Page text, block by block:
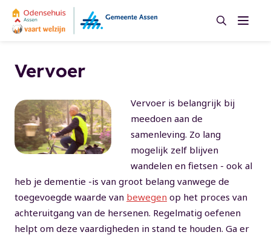
Menu
Zoeken
Vervoer
Vervoer is belangrijk bij
meedoen aan de
samenleving. Zo lang
mogelijk zelf blijven
wandelen en fietsen - ook al
heb je dementie -is van groot belang vanwege de
toegevoegde waarde van bewegen op het proces van
achteruitgang van de hersenen. Regelmatig oefenen
helpt om deze vaardigheden in stand te houden. Ga er